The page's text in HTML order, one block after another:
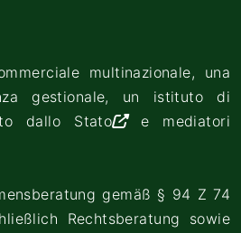
multinazionale, una
gestionale, un istituto di
dallo Stato
e mediatori
gemäß § 94 Z 74
Rechtsberatung sowie